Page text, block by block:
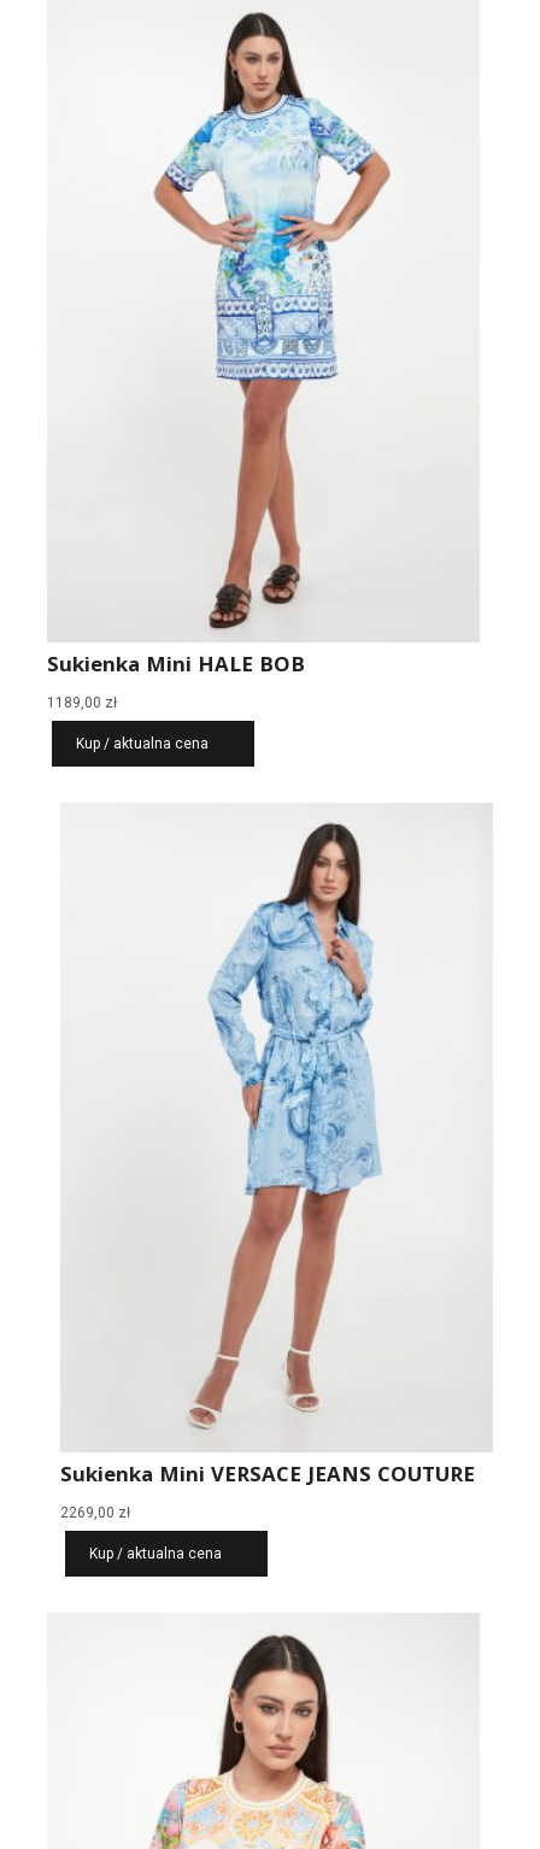
Sukienka Mini HALE BOB
1189,00 zł
Kup / aktualna cena
Sukienka Mini VERSACE JEANS COUTURE
2269,00 zł
Kup / aktualna cena